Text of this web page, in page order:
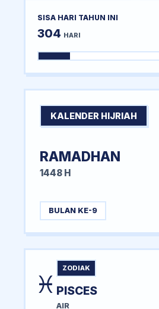
SISA HARI TAHUN INI
304 HARI
KALENDER HIJRIAH
RAMADHAN
1448 H
BULAN KE-9
♓
ZODIAK
PISCES
AIR